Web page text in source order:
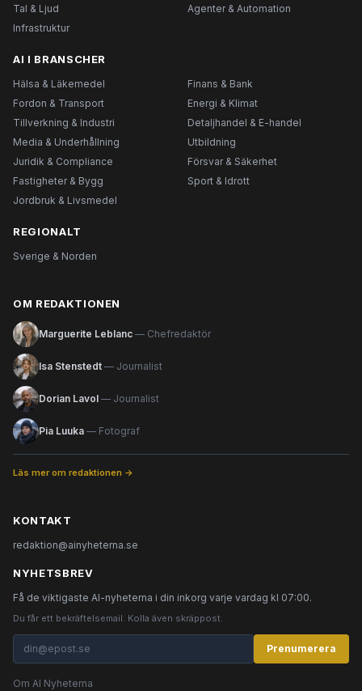
Tal & Ljud
Agenter & Automation
Infrastruktur
AI I BRANSCHER
Hälsa & Läkemedel
Finans & Bank
Fordon & Transport
Energi & Klimat
Tillverkning & Industri
Detaljhandel & E-handel
Media & Underhållning
Utbildning
Juridik & Compliance
Försvar & Säkerhet
Fastigheter & Bygg
Sport & Idrott
Jordbruk & Livsmedel
REGIONALT
Sverige & Norden
OM REDAKTIONEN
Marguerite Leblanc — Chefredaktör
Isa Stenstedt — Journalist
Dorian Lavol — Journalist
Pia Luuka — Fotograf
Läs mer om redaktionen →
KONTAKT
redaktion@ainyheterna.se
NYHETSBREV
Få de viktigaste AI-nyheterna i din inkorg varje vardag kl 07:00.
Du får ett bekräftelsemail. Kolla även skräppost.
Prenumerera
Om AI Nyheterna